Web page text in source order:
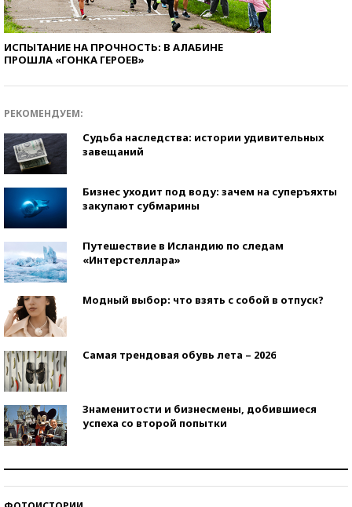
ИСПЫТАНИЕ НА ПРОЧНОСТЬ: В АЛАБИНЕ
ПРОШЛА «ГОНКА ГЕРОЕВ»
РЕКОМЕНДУЕМ:
Судьба наследства: истории удивительных
завещаний
Бизнес уходит под воду: зачем на суперъяхты
закупают субмарины
Путешествие в Исландию по следам
«Интерстеллара»
Модный выбор: что взять с собой в отпуск?
Самая трендовая обувь лета – 2026
Знаменитости и бизнесмены, добившиеся
успеха со второй попытки